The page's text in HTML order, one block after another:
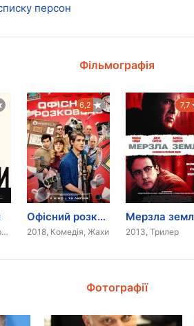
персон
Фільмографія
2023, Бойовик, Кримінал
6,2
Офісний розковбас
2018, Комедія, Жахи
7,7
Мерзла
2013, Трилер
Фотографії